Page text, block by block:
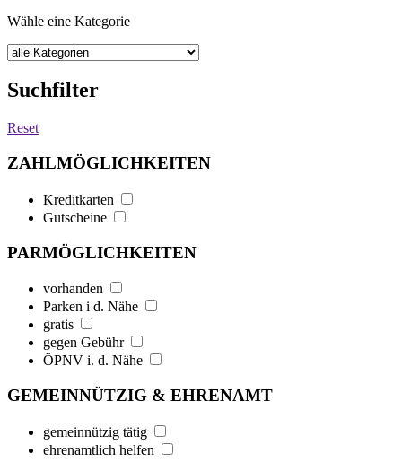
Wähle eine Kategorie
Suchfilter
Reset
ZAHLMÖGLICHKEITEN
Kreditkarten
Gutscheine
PARMÖGLICHKEITEN
vorhanden
Parken i d. Nähe
gratis
gegen Gebühr
ÖPNV i. d. Nähe
GEMEINNÜTZIG & EHRENAMT
gemeinnützig tätig
ehrenamtlich helfen